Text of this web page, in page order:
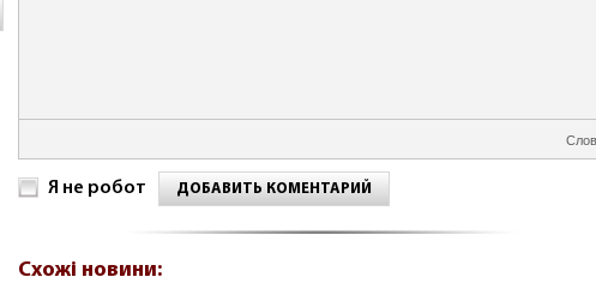
Я не робот ДОБАВИТЬ КОМЕНТАРИЙ
Схожі новини: